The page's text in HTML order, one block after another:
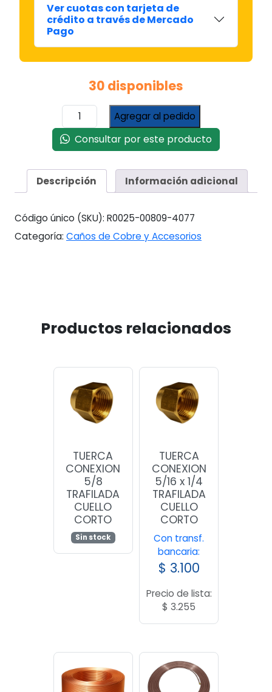
Ver cuotas con tarjeta de
crédito a través de Mercado
Pago
30 disponibles
TUERCA
CONEXION
1/2
x
TRAFILADA
CUELLO
cantidad
Agregar al pedido
Consultar por este producto
Descripción Información adicional
Código único (SKU): R0025-00809-4077
Categoría: Caños de Cobre y Accesorios
Productos relacionados
TUERCA
CONEXION
5/8
TRAFILADA
CUELLO
CORTO
Sin stock
TUERCA
CONEXION
5/16 x 1/4
TRAFILADA
CUELLO
CORTO
Con transf.
bancaria:
$ 3.100
Precio de lista:
$ 3.255